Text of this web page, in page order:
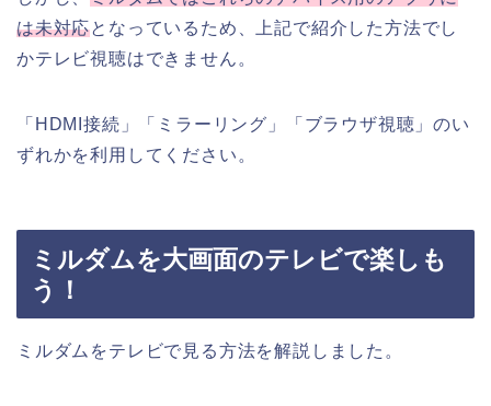
は未対応となっているため、上記で紹介した方法でし
かテレビ視聴はできません。
「HDMI接続」「ミラーリング」「ブラウザ視聴」のい
ずれかを利用してください。
ミルダムを大画面のテレビで楽しも
う！
ミルダムをテレビで見る方法を解説しました。